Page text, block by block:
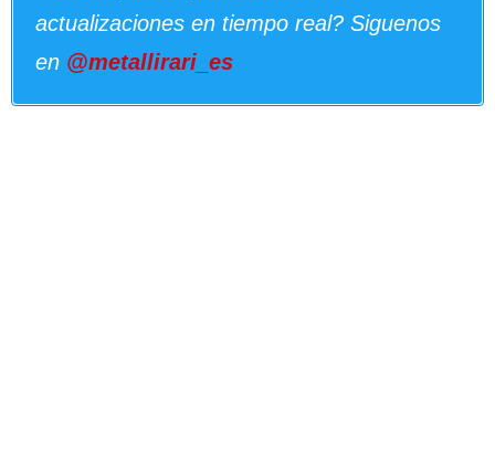
actualizaciones en tiempo real? Siguenos
en @metallirari_es